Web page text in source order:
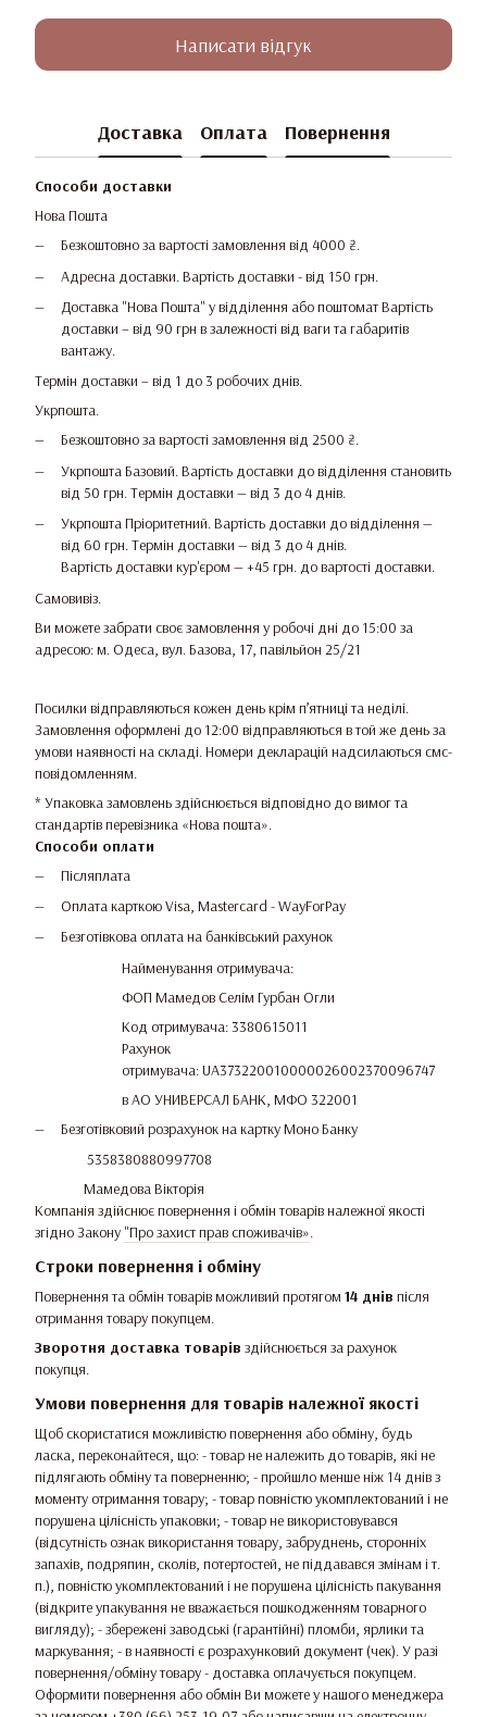
Написати відгук
Доставка Оплата Повернення
Способи доставки
Нова Пошта
Безкоштовно за вартості замовлення від 4000 ₴.
Адресна доставки. Вартість доставки - від 150 грн.
Доставка "Нова Пошта" у відділення або поштомат Вартість
доставки – від 90 грн в залежності від ваги та габаритів
вантажу.
Термін доставки – від 1 до 3 робочих днів.
Укрпошта.
Безкоштовно за вартості замовлення від 2500 ₴.
Укрпошта Базовий. Вартість доставки до відділення становить
від 50 грн. Термін доставки — від 3 до 4 днів.
Укрпошта Пріоритетний. Вартість доставки до відділення —
від 60 грн. Термін доставки — від 3 до 4 днів.
Вартість доставки кур'єром — +45 грн. до вартості доставки.
Самовивіз.
Ви можете забрати своє замовлення у робочі дні до 15:00 за
адресою: м. Одеса, вул. Базова, 17, павільйон 25/21
Посилки відправляються кожен день крім п’ятниці та неділі.
Замовлення оформлені до 12:00 відправляються в той же день за
умови наявності на складі. Номери декларацій надсилаються смс-
повідомленням.
* Упаковка замовлень здійснюється відповідно до вимог та
стандартів перевізника «Нова пошта».
Способи оплати
Післяплата
Оплата карткою Visa, Mastercard - WayForPay
Безготівкова оплата на банківський рахунок
Найменування отримувача:
ФОП Мамедов Селім Гурбан Огли
Код отримувача: 3380615011
Рахунок
отримувача: UA373220010000026002370096747
в АО УНИВЕРСАЛ БАНК, МФО 322001
Безготівковий розрахунок на картку Моно Банку
5358380880997708
Мамедова Вікторія
Компанія здійснює повернення і обмін товарів належної якості
згідно Закону "Про захист прав споживачів».
Строки повернення і обміну
Повернення та обмін товарів можливий протягом 14 днів після
отримання товару покупцем.
Зворотня доставка товарів здійснюється за рахунок
покупця.
Умови повернення для товарів належної якості
Щоб скористатися можливістю повернення або обміну, будь
ласка, переконайтеся, що: - товар не належить до товарів, які не
підлягають обміну та поверненню; - пройшло менше ніж 14 днів з
моменту отримання товару; - товар повністю укомплектований і не
порушена цілісність упаковки; - товар не використовувався
(відсутність ознак використання товару, забруднень, сторонніх
запахів, подряпин, сколів, потертостей, не піддавався змінам і т.
п.), повністю укомплектований і не порушена цілісність пакування
(відкрите упакування не вважається пошкодженням товарного
вигляду); - збережені заводські (гарантійні) пломби, ярлики та
маркування; - в наявності є розрахунковий документ (чек). У разі
повернення/обміну товару - доставка оплачується покупцем.
Оформити повернення або обмін Ви можете у нашого менеджера